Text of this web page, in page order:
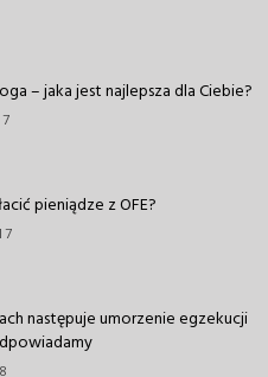
– jaka jest najlepsza dla Ciebie?
pieniądze z OFE?
następuje umorzenie egzekucji